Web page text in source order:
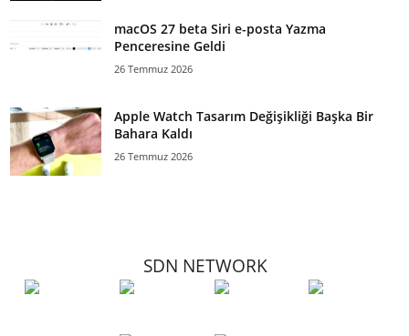
macOS 27 beta Siri e-posta Yazma
Penceresine Geldi
26 Temmuz 2026
Apple Watch Tasarım Değişikliği Başka Bir
Bahara Kaldı
26 Temmuz 2026
SDN NETWORK